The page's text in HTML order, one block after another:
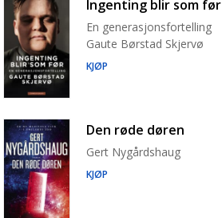
Ingenting blir som før
En generasjonsfortelling
Gaute Børstad Skjervø
KJØP
Den røde døren
Gert Nygårdshaug
KJØP